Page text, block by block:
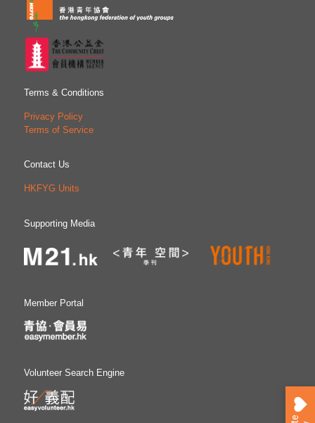
Terms & Conditions
Privacy Policy
Terms of Service
Contact Us
HKFYG Units
Supporting Media
Member Portal
Volunteer Search Engine